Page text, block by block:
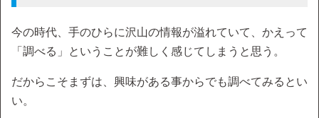
今の時代、手のひらに沢山の情報が溢れていて、かえって
「調べる」ということが難しく感じてしまうと思う。
だからこそまずは、興味がある事からでも調べてみるとい
い。